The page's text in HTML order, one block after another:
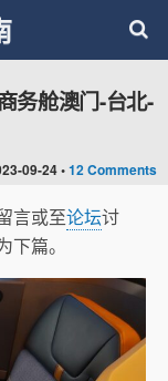
09-24 •12 Comments
务舱澳门-台北-
言或至论坛讨
下篇。